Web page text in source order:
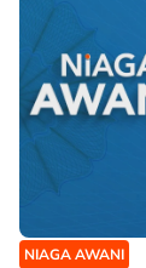
NIAGA AWANI